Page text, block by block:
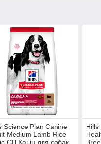
Science Plan Canine
Medium Lamb Rice
СП Канін для собак
Hills